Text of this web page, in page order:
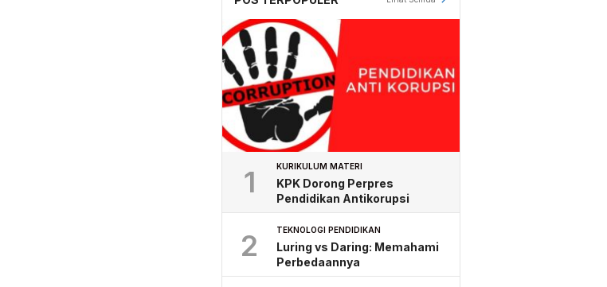
1 KURIKULUM MATERI
KPK Dorong Perpres
Pendidikan Antikorupsi
2 TEKNOLOGI PENDIDIKAN
Luring vs Daring: Memahami
Perbedaannya